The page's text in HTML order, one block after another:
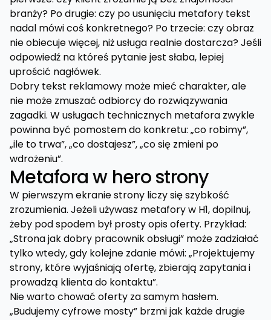
branży? Po drugie: czy po usunięciu metafory tekst
nadal mówi coś konkretnego? Po trzecie: czy obraz
nie obiecuje więcej, niż usługa realnie dostarcza? Jeśli
odpowiedź na któreś pytanie jest słaba, lepiej
uprościć nagłówek.
Dobry tekst reklamowy może mieć charakter, ale
nie może zmuszać odbiorcy do rozwiązywania
zagadki. W usługach technicznych metafora zwykle
powinna być pomostem do konkretu: „co robimy”,
„ile to trwa”, „co dostajesz”, „co się zmieni po
wdrożeniu”.
Metafora w hero strony
W pierwszym ekranie strony liczy się szybkość
zrozumienia. Jeżeli używasz metafory w H1, dopilnuj,
żeby pod spodem był prosty opis oferty. Przykład:
„Strona jak dobry pracownik obsługi” może zadziałać
tylko wtedy, gdy kolejne zdanie mówi: „Projektujemy
strony, które wyjaśniają ofertę, zbierają zapytania i
prowadzą klienta do kontaktu”.
Nie warto chować oferty za samym hasłem.
„Budujemy cyfrowe mosty” brzmi jak każde drugie